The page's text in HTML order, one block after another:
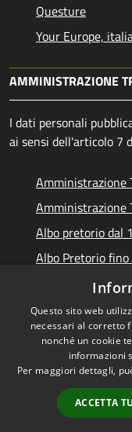
Questure
Your Europe,
AMMINISTRAZIONE
I dati personali
ai sensi dell'articolo 7
Albo pretorio dal
Albo Pretorio
Documenti e dati
Accessibilità
Questo sito web
necessari al corretto
nonché un cookie
informazioni
Per maggiori dettagli,
ACCETTA